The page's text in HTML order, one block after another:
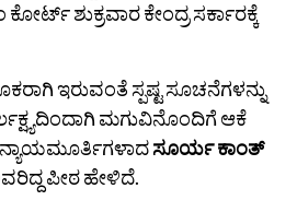
ಕೋರ್ಟ್ ಶುಕ್ರವಾರ ಕೇಂದ್ರ ಸರ್ಕಾರಕ್ಕೆ
ಇರುವಂತೆ ಸ್ಪಷ್ಟ ಸೂಚನೆಗಳನ್ನು
ಮಗುವಿನೊಂದಿಗೆ ಆಕೆ
ನ್ಯಾಯಮೂರ್ತಿಗಳಾದಸೂರ್ಯ ಕಾಂತ್
ಪೀಠ ಹೇಳಿದೆ.